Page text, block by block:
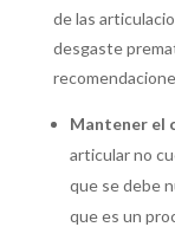
de las
desgaste
Mantener el
articular no
que se debe
que es un